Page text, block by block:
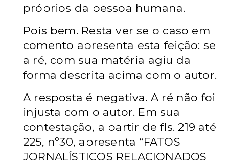
próprios da pessoa humana.
Pois bem. Resta ver se o caso em
comento apresenta esta feição: se
a ré, com sua matéria agiu da
forma descrita acima com o autor.
A resposta é negativa. A ré não foi
injusta com o autor. Em sua
contestação, a partir de fls. 219 até
225, nº30, apresenta “FATOS
JORNALÍSTICOS RELACIONADOS